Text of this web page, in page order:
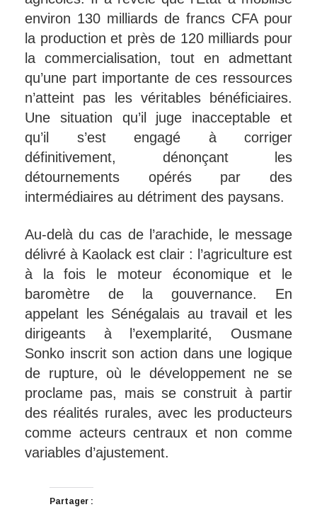
environ 130 milliards de francs CFA pour
la production et près de 120 milliards pour
la commercialisation, tout en admettant
qu’une part importante de ces ressources
n’atteint pas les véritables bénéficiaires.
Une situation qu’il juge inacceptable et
qu’il s’est engagé à corriger
définitivement, dénonçant les
détournements opérés par des
intermédiaires au détriment des paysans.
Au-delà du cas de l’arachide, le message
délivré à Kaolack est clair : l’agriculture est
à la fois le moteur économique et le
baromètre de la gouvernance. En
appelant les Sénégalais au travail et les
dirigeants à l’exemplarité, Ousmane
Sonko inscrit son action dans une logique
de rupture, où le développement ne se
proclame pas, mais se construit à partir
des réalités rurales, avec les producteurs
comme acteurs centraux et non comme
variables d’ajustement.
Partager :